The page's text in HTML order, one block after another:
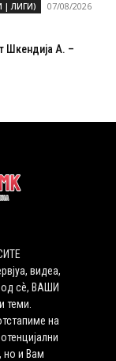
| ЛИГИ) 07/08/2026
Шкендија А. –
видеа,
од сѐ, ВАШИ
теми.
на
но и Вам